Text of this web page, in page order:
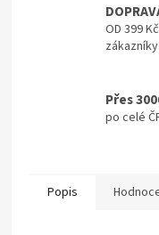
OD 399
zákazníky
Přes
po celé
Popis